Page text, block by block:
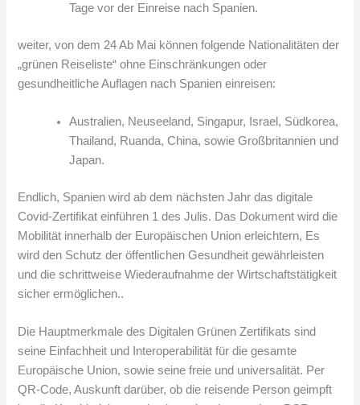
Tage vor der Einreise nach Spanien.
weiter, von dem 24 Ab Mai können folgende Nationalitäten der
„grünen Reiseliste“ ohne Einschränkungen oder
gesundheitliche Auflagen nach Spanien einreisen:
Australien, Neuseeland, Singapur, Israel, Südkorea,
Thailand, Ruanda, China, sowie Großbritannien und
Japan.
Endlich, Spanien wird ab dem nächsten Jahr das digitale
Covid-Zertifikat einführen 1 des Julis. Das Dokument wird die
Mobilität innerhalb der Europäischen Union erleichtern, Es
wird den Schutz der öffentlichen Gesundheit gewährleisten
und die schrittweise Wiederaufnahme der Wirtschaftstätigkeit
sicher ermöglichen..
Die Hauptmerkmale des Digitalen Grünen Zertifikats sind
seine Einfachheit und Interoperabilität für die gesamte
Europäische Union, sowie seine freie und universalität. Per
QR-Code, Auskunft darüber, ob die reisende Person geimpft